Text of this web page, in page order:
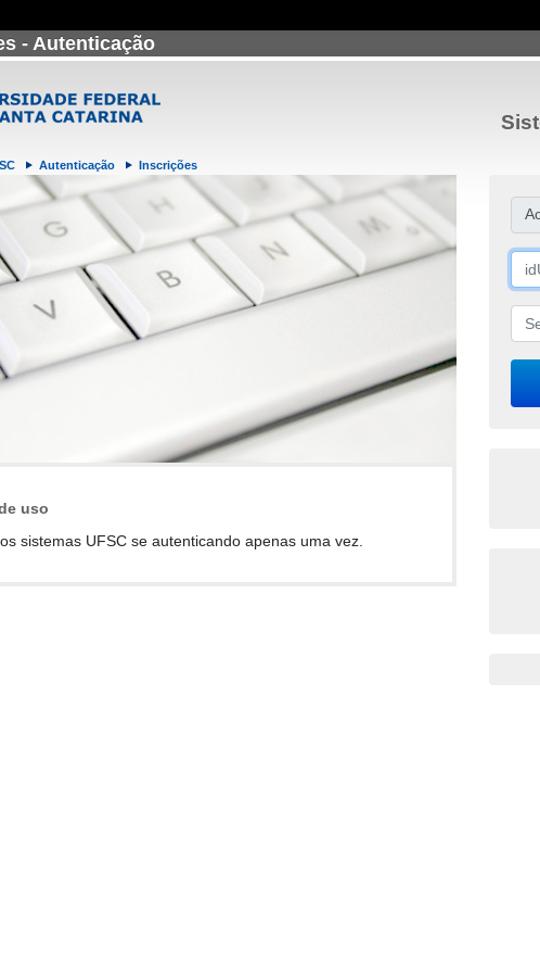
- Autenticação
Autenticação Inscrições
uso
sistemas UFSC se autenticando apenas uma vez.